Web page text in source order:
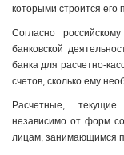
которыми строится его
Согласно
банковской
банка для расчетно-
счетов, сколько ему
Расчетные,
независимо от форм
лицам, занимающимся